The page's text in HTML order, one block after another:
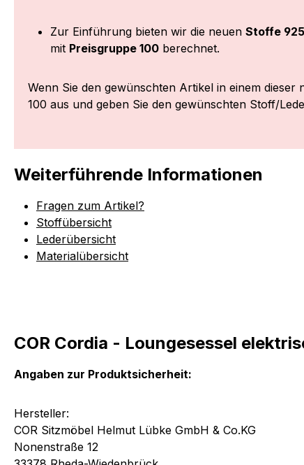
Zur Einführung bieten wir die neuen Stoffe
mit Preisgruppe 100 berechnet.
Wenn Sie den gewünschten Artikel in einem
100 aus und geben Sie den gewünschten Stoff/
Weiterführende Informationen
Fragen zum Artikel?
Stoffübersicht
Lederübersicht
Materialübersicht
COR Cordia - Loungesessel
Angaben zur Produktsicherheit:
Hersteller:
COR Sitzmöbel Helmut Lübke GmbH & Co.KG
Nonenstraße 12